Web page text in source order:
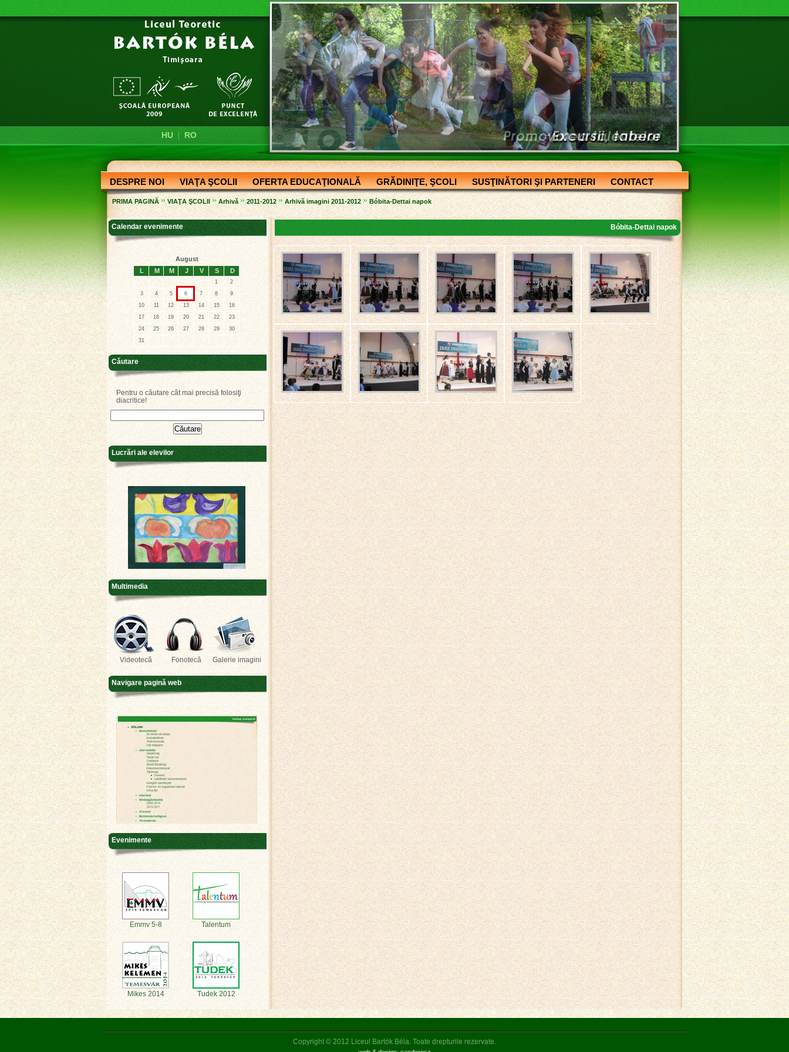
HU| RO
DESPRE NOI VIAŢA ŞCOLII OFERTA EDUCAŢIONALĂ GRĂDINIŢE, ŞCOLI SUSŢINĂTORI ŞI PARTENERI CONTACT
PRIMA PAGINĂ » VIAŢA ŞCOLII » Arhivă » 2011-2012 » Arhivă imagini 2011-2012 » Bóbita-Dettai napok
Bóbita-Dettai napok
Calendar evenimente
August
L
M M J V S D
1
2
3
4 5 6 7 8
9
10
11 12 13 14 15
16
17
18 19 20 21 22
23
24
25 26 27 28 29
30
31
Căutare
Pentru o căutare cât mai precisă folosiţi
diacritice!
Lucrări ale elevilor
Multimedia
Videotecă Fonotecă Galerie imagini
Navigare pagină web
Evenimente
Emmv 5-8 Talentum
Mikes 2014 Tudek 2012
Copyright © 2012 Liceul Bartók Béla. Toate drepturile rezervate.